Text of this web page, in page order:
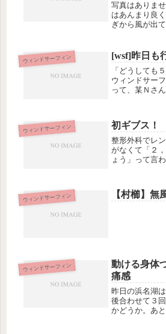
写真はありま
はあんまり良
ぎから風が出
まず肩が痛く
ないしー。セ
っと...
ウィンドサーフィン [wsf]昨日も
「どうしても
ウィンドサー
って、某Ｎさ
人に「今日は
言ったら、「
レ...
ウィンドサーフィン 初ギブス！
整形外科でレ
がなくて「２
ょう」って言
科はうちから
ず最初に行く
ウィンドサーフィン 【村櫛】無
ウィンドサーフィン
動ける身体
痛感
昨日の浜名湖
後合わせて３
かどうか。あ